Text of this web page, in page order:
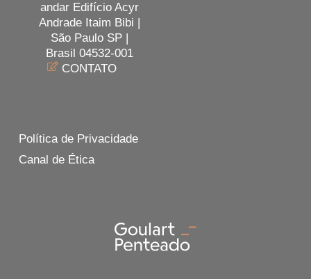
andar Edifício Acyr
Andrade Itaim Bibi |
São Paulo SP |
Brasil 04532-001
CONTATO
Política de Privacidade
Canal de Ética